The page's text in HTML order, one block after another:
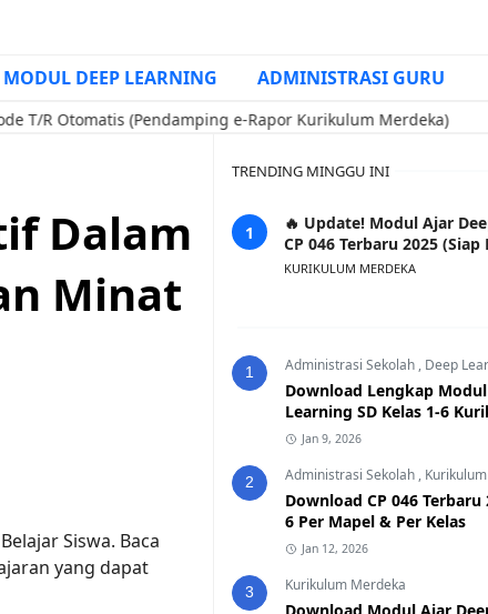
MODUL DEEP LEARNING ADMINISTRASI GURU
(Pendamping e-Rapor Kurikulum Merdeka) 🔥 Contoh
Dalam
Minat
Siswa. Baca
yang dapat
TRENDING MINGGU INI
🔥 Update! Modul Ajar
CP 046 Terbaru 2025 (Siap
KURIKULUM MERDEKA
1 Administrasi Sekolah , Deep
Download Lengkap
Learning SD Kelas 1-6
CP 046 Terbaru 2025
Jan 9, 2026
2 Administrasi Sekolah ,
Download CP 046 Terbaru
6 Per Mapel & Per Kelas
Jan 12, 2026
3 Kurikulum Merdeka